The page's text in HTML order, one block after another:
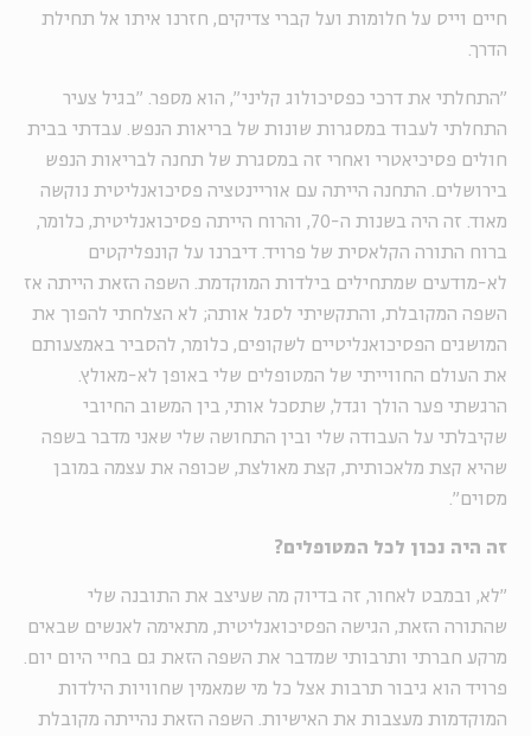
חיים וייס על חלומות ועל קברי צדיקים, חזרנו איתו אל תחילת
הדרך.
"התחלתי את דרכי כפסיכולוג קליני", הוא מספר. "בגיל צעיר
התחלתי לעבוד במסגרות שונות של בריאות הנפש. עבדתי בבית
חולים פסיכיאטרי ואחרי זה במסגרת של תחנה לבריאות הנפש
בירושלים. התחנה הייתה עם אוריינטציה פסיכואנליטית נוקשה
מאוד. זה היה בשנות ה-70, והרוח הייתה פסיכואנליטית, כלומר,
ברוח התורה הקלאסית של פרויד. דיברנו על קונפליקטים
לא-מודעים שמתחילים בילדות המוקדמת. השפה הזאת הייתה אז
השפה המקובלת, והתקשיתי לסגל אותה; לא הצלחתי להפוך את
המושגים הפסיכואנליטיים לשקופים, כלומר, להסביר באמצעותם
את העולם החווייתי של המטופלים שלי באופן לא-מאולץ.
הרגשתי פער הולך וגדל, שתסכל אותי, בין המשוב החיובי
שקיבלתי על העבודה שלי ובין התחושה שלי שאני מדבר בשפה
שהיא קצת מלאכותית, קצת מאולצת, שכופה את עצמה במובן
מסוים".
זה היה נכון לכל המטופלים?
"לא, ובמבט לאחור, זה בדיוק מה שעיצב את התובנה שלי
שהתורה הזאת, הגישה הפסיכואנליטית, מתאימה לאנשים שבאים
מרקע חברתי ותרבותי שמדבר את השפה הזאת גם בחיי היום יום.
פרויד הוא גיבור תרבות אצל כל מי שמאמין שחוויות הילדות
המוקדמות מעצבות את האישיות. השפה הזאת נהייתה מקובלת